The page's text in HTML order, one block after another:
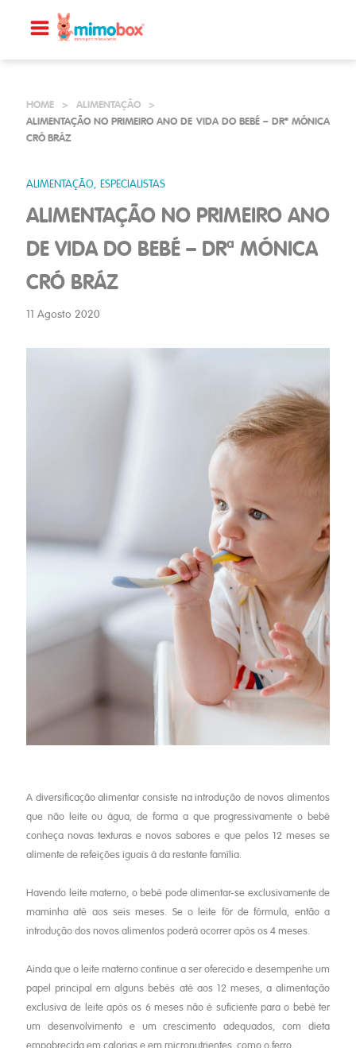
HOME > ALIMENTAÇÃO
>
ALIMENTAÇÃO NO PRIMEIRO ANO DE VIDA DO BEBÉ – DRª MÓNICA
CRÓ BRÁZ
ALIMENTAÇÃO, ESPECIALISTAS
ALIMENTAÇÃO NO PRIMEIRO ANO
DE VIDA DO BEBÉ – DRª MÓNICA
CRÓ BRÁZ
11 Agosto 2020
A diversificação alimentar consiste na introdução de novos alimentos
que não leite ou água, de forma a que progressivamente o bebé
conheça novas texturas e novos sabores e que pelos 12 meses se
alimente de refeições iguais à da restante família.
Havendo leite materno, o bebé pode alimentar-se exclusivamente de
maminha até aos seis meses. Se o leite fôr de fórmula, então a
introdução dos novos alimentos poderá ocorrer após os 4 meses.
Ainda que o leite materno continue a ser oferecido e desempenhe um
papel principal em alguns bebés até aos 12 meses, a alimentação
exclusiva de leite após os 6 meses não é suficiente para o bebé ter
um desenvolvimento e um crescimento adequados, com dieta